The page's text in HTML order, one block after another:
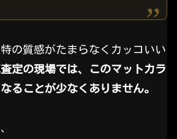
の質感がたまらなくカッコいい
定の現場では、このマットカラ
ることが少なくありません。